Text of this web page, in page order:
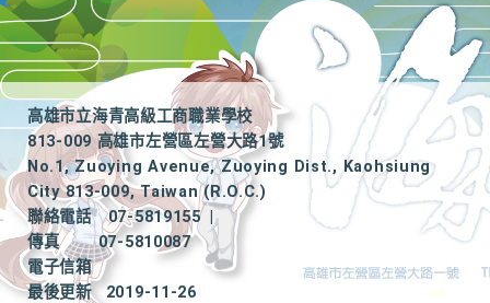
高雄市立海青高級工商職業學校
813-009 高雄市左營區左營大路1號
No.1, Zuoying Avenue, Zuoying Dist., Kaohsiung
City 813-009, Taiwan (R.O.C.)
聯絡電話
07-5819155
|
傳真
07-5810087
電子信箱
最後更新
2019-11-26